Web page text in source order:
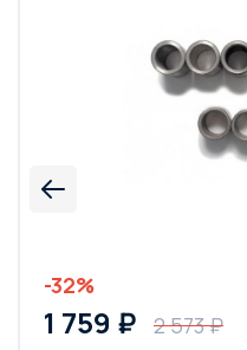
-32%
1 759 ₽ 2 573 ₽